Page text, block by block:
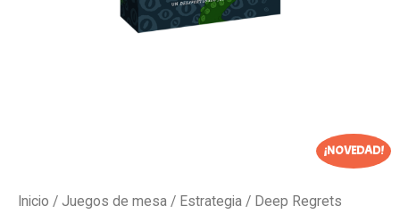
¡NOVEDAD!
Inicio / Juegos de mesa / Estrategia / Deep Regrets